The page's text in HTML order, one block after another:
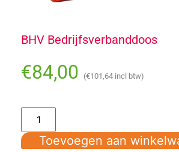
BHV Bedrijfsverbanddoos
€84,00 (€101,64 incl btw)
Toevoegen aan